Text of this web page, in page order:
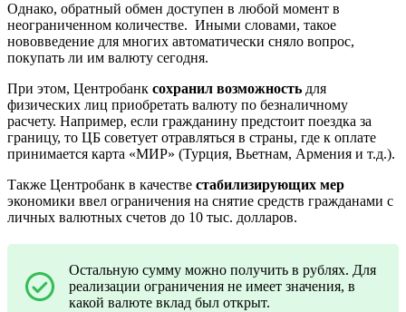
Однако, обратный обмен доступен в любой момент в
неограниченном количестве. Иными словами, такое
нововведение для многих автоматически сняло вопрос,
покупать ли им валюту сегодня.
При этом, Центробанк сохранил возможность для
физических лиц приобретать валюту по безналичному
расчету. Например, если гражданину предстоит поездка за
границу, то ЦБ советует отравляться в страны, где к оплате
принимается карта «МИР» (Турция, Вьетнам, Армения и т.д.).
Также Центробанк в качестве стабилизирующих мер
экономики ввел ограничения на снятие средств гражданами с
личных валютных счетов до 10 тыс. долларов.
Остальную сумму можно получить в рублях. Для
реализации ограничения не имеет значения, в
какой валюте вклад был открыт.